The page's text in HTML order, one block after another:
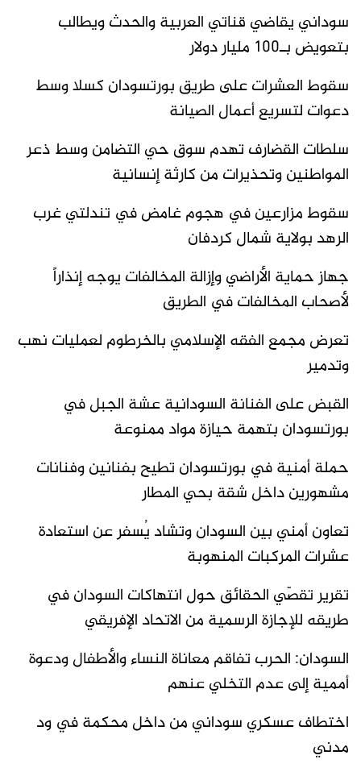
سوداني يقاضي قناتي العربية والحدث ويطالب
بتعويض بـ100 مليار دولار
سقوط العشرات على طريق بورتسودان كسلا وسط
دعوات لتسريع أعمال الصيانة
سلطات القضارف تهدم سوق حي التضامن وسط ذعر
المواطنين وتحذيرات من كارثة إنسانية
سقوط مزارعين في هجوم غامض في تندلتي غرب
الرهد بولاية شمال كردفان
جهاز حماية الأراضي وإزالة المخالفات يوجه إنذاراً
لأصحاب المخالفات في الطريق
تعرض مجمع الفقه الإسلامي بالخرطوم لعمليات نهب
وتدمير
القبض على الفنانة السودانية عشة الجبل في
بورتسودان بتهمة حيازة مواد ممنوعة
حملة أمنية في بورتسودان تطيح بفنانين وفنانات
مشهورين داخل شقة بحي المطار
تعاون أمني بين السودان وتشاد يُسفر عن استعادة
عشرات المركبات المنهوبة
تقرير تقصّي الحقائق حول انتهاكات السودان في
طريقه للإجازة الرسمية من الاتحاد الإفريقي
السودان: الحرب تفاقم معاناة النساء والأطفال ودعوة
أممية إلى عدم التخلي عنهم
اختطاف عسكري سوداني من داخل محكمة في ود
مدني